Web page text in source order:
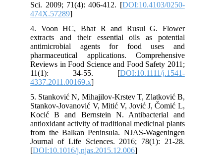
Sci. 2009; 71(4): 406-412. [DOI:10.4103/0250-
474X.57289
4. Voon HC, Bhat R and Rusul G. Flower
extracts and their essential oils as potential
antimicrobial agents for food uses and
pharmaceutical applications. Comprehensive
Reviews in Food Science and Food Safety 2011;
11(1): 34-55. [DOI:10.1111/j.1541-
4337.2011.00169.x
5. Stanković N, Mihajilov-Krstev T, Zlatković B,
Stankov-Jovanović V, Mitić V, Jović J, Čomić L,
Kocić B and Bernstein N. Antibacterial and
antioxidant activity of traditional medicinal plants
from the Balkan Peninsula. NJAS-Wageningen
Journal of Life Sciences. 2016; 78(1): 21-28.
[DOI:10.1016/j.njas.2015.12.006